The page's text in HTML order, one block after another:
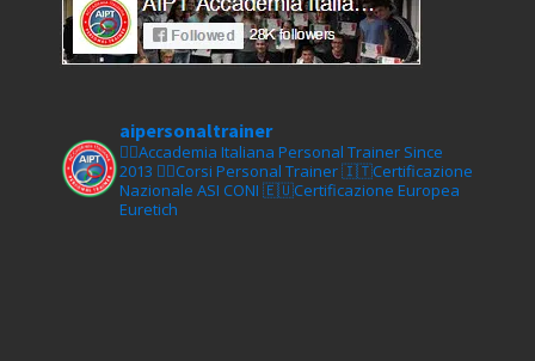
aipersonaltrainer
🏋‍♀️Accademia Italiana Personal Trainer Since
2013 🏋‍♂️Corsi Personal Trainer🇮🇹Certificazione
Nazionale ASI CONI 🇪🇺Certificazione Europea
Euretich